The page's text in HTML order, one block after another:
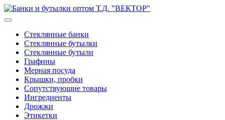
Стеклянные банки
Стеклянные бутылки
Стеклянные бутыли
Графины
Мерная посуда
Крышки, пробки
Сопутствующие товары
Ингредиенты
Дрожжи
Этикетки